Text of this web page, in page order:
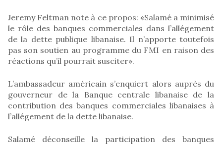
Jeremy Feltman note à ce propos: «Salamé a minimisé
le rôle des banques commerciales dans l’allégement
de la dette publique libanaise. Il n’apporte toutefois
pas son soutien au programme du FMI en raison des
réactions qu’il pourrait susciter».
L’ambassadeur américain s’enquiert alors auprès du
gouverneur de la Banque centrale libanaise de la
contribution des banques commerciales libanaises à
l’allégement de la dette libanaise.
Salamé déconseille la participation des banques